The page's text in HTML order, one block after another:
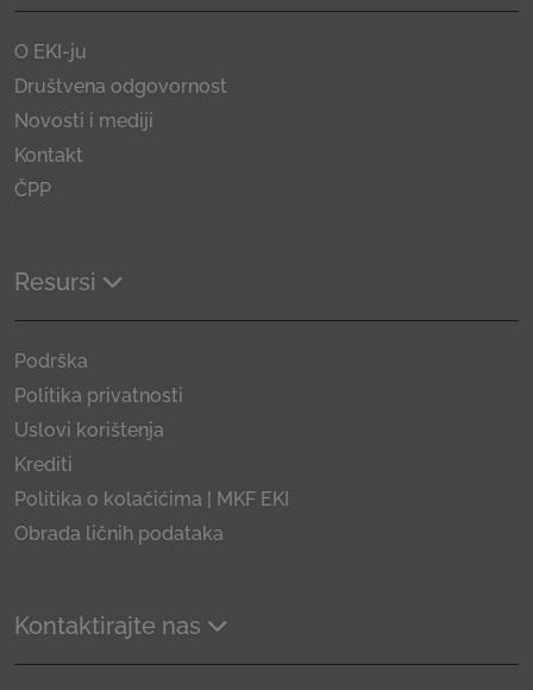
O EKI-ju
Društvena odgovornost
Novosti i mediji
Kontakt
ČPP
Resursi
Podrška
Politika privatnosti
Uslovi korištenja
Krediti
Politika o kolačićima | MKF EKI
Obrada ličnih podataka
Kontaktirajte nas